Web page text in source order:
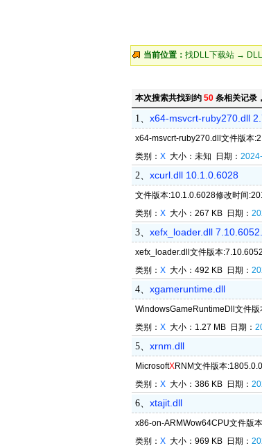
当前位置： 找DLL下载站→
本次搜索共找到约 50条相关记录，
1、 x64-msvcrt-ruby270.dll
x64-msvcrt-ruby270.dll文件版本
类别： X大小：未知 日期：
2、 xcurl.dll 10.1.0.6028
文件版本:10.1.0.6028修改时间
类别： X大小：267 KB 日期：
3、 xefx_loader.dll
xefx_loader.dll文件版本
类别： X大小：492 KB 日期：
4、 xgameruntime.dll
WindowsGameRuntimeDll文件
类别： X大小：1.27 MB 日期：
5、 xrnm.dll
MicrosoftXRNM文件版本
类别： X大小：386 KB 日期：
6、 xtajit.dll
x86-on-ARMWow64CPU文件版
类别： X大小：969 KB 日期：